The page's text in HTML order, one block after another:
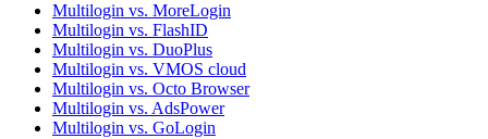
Multilogin vs. MoreLogin
Multilogin vs. FlashID
Multilogin vs. DuoPlus
Multilogin vs. VMOS cloud
Multilogin vs. Octo Browser
Multilogin vs. AdsPower
Multilogin vs. GoLogin